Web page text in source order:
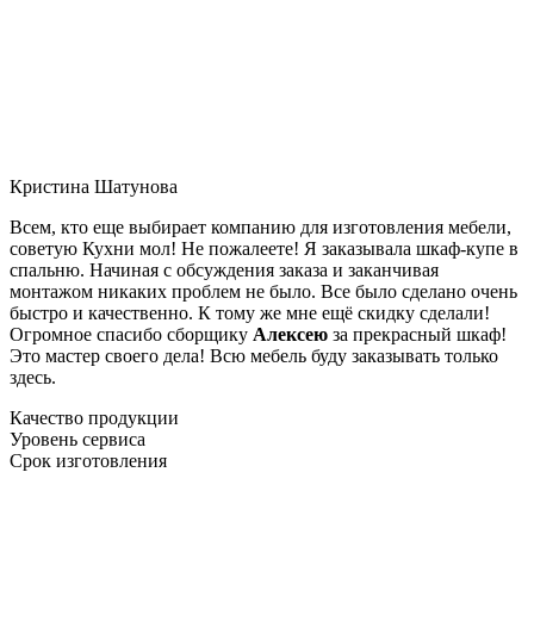
Кристина Шатунова
Всем, кто еще выбирает компанию для изготовления мебели,
советую Кухни мол! Не пожалеете! Я заказывала шкаф-купе в
спальню. Начиная с обсуждения заказа и заканчивая
монтажом никаких проблем не было. Все было сделано очень
быстро и качественно. К тому же мне ещё скидку сделали!
Огромное спасибо сборщику Алексею за прекрасный шкаф!
Это мастер своего дела! Всю мебель буду заказывать только
здесь.
Качество продукции
Уровень сервиса
Срок изготовления